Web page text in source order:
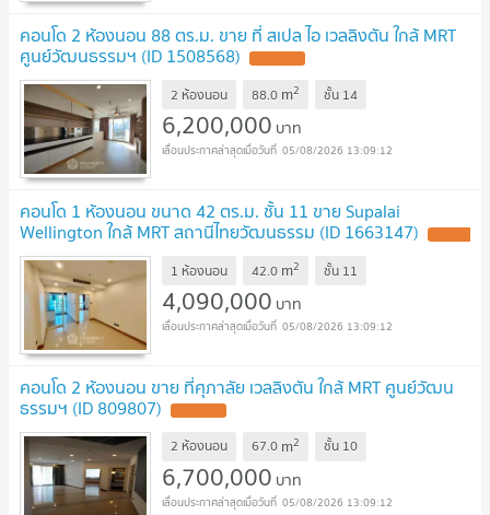
คอนโด 2 ห้องนอน 88 ตร.ม. ขาย ที่ สเปล ไอ เวลลิงตัน ใกล้ MRT
ศูนย์วัฒนธรรมฯ (ID 1508568)
2 ห้องนอน 88.0 m2 ชั้น 14
6,200,000 บาท
05/08/2026 13:09:12
คอนโด 1 ห้องนอน ขนาด 42 ตร.ม. ชั้น 11 ขาย Supalai
Wellington ใกล้ MRT สถานีไทยวัฒนธรรม (ID 1663147)
!
1 ห้องนอน 42.0 m2 ชั้น 11
4,090,000 บาท
05/08/2026 13:09:12
คอนโด 2 ห้องนอน ขาย ที่ศุภาลัย เวลลิงตัน ใกล้ MRT ศูนย์วัฒน
ธรรมฯ (ID 809807)
2 ห้องนอน 67.0 m2 ชั้น 10
6,700,000 บาท
05/08/2026 13:09:12